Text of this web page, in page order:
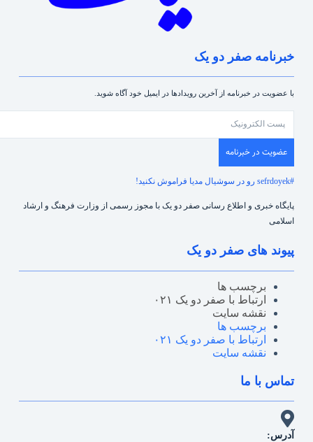
خبرنامه صفر دو یک
با عضویت در خبرنامه از آخرین رویدادها در ایمیل خود آگاه شوید.
عضویت در خبرنامه
#sefrdoyek رو در سوشیال مدیا فراموش نکنید!
پایگاه خبری و اطلاع رسانی صفر دو یک با مجوز رسمی از وزارت فرهنگ و ارشاد
اسلامی
پیوند های صفر دو یک
برچسب ها
ارتباط با صفر دو یک ۰۲۱
نقشه سایت
برچسب ها
ارتباط با صفر دو یک ۰۲۱
نقشه سایت
تماس با ما
آدرس: